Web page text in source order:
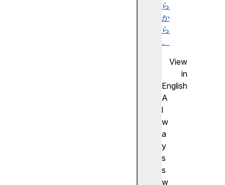
ら
か
ら
。
View
in
English
A
l
w
a
y
s
s
w